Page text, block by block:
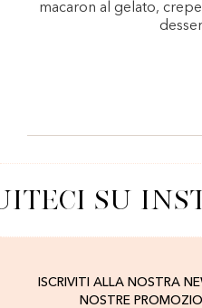
macaron al gelato,
SU
ISCRIVITI ALLA NOSTRA
NOSTRE